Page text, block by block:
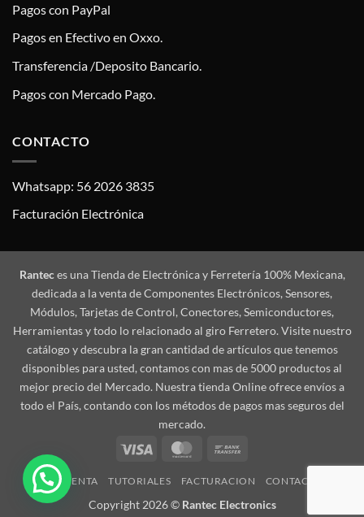
Pagos con PayPal
Pagos en Efectivo en Oxxo.
Transferencia /Deposito Bancario.
Pagos con Mercado Pago.
CONTACTO
Whatsapp: 56 2026 3835
Facturación Electrónica
Ranteces una Tienda de Electrónica y Ferretería 100% Mexicana,
dedicada a la venta de Componentes Electrónicos, Sensores,
Módulos, Tarjetas de Control, Conectores, Semiconductores,
Herramientas y todo lo relacionado al giro Ferretero. Visite nuestro
catálogo y descubra la gran cantidad de artículos que tenemos
disponibles para usted, contamos con mas de 5000 productos al
mejor precio del Mercado. Nuestra tienda Online ofrece envíos a
todo el País, contando con los métodos de pagos mas seguros del
mercado.
Visa
MasterCard
MI CUENTA TUTORIALES FACTURACION CONTACTO
Copyright 2026 © Rantec Electronics